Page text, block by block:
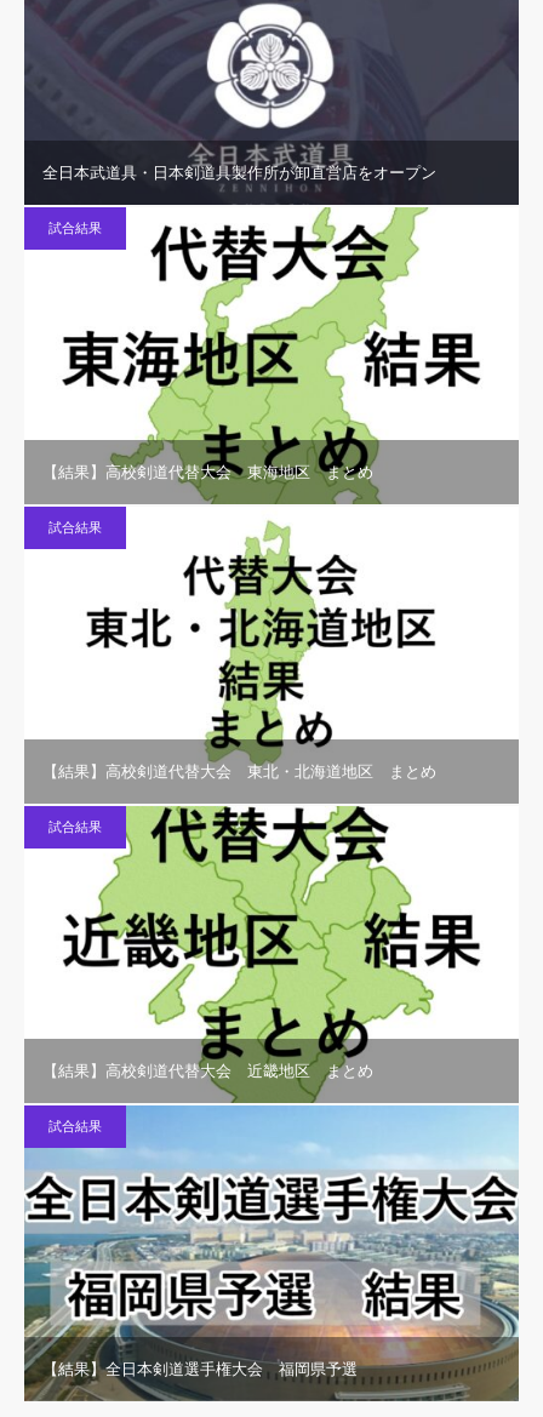
全日本武道具・日本剣道具製作所が卸直営店をオープン
試合結果
【結果】高校剣道代替大会 東海地区 まとめ
試合結果
【結果】高校剣道代替大会 東北・北海道地区 まとめ
試合結果
【結果】高校剣道代替大会 近畿地区 まとめ
試合結果
【結果】全日本剣道選手権大会 福岡県予選